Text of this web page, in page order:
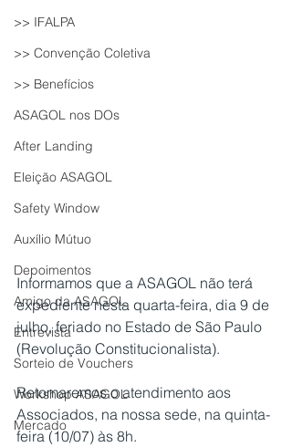
>> IFALPA
>> Convenção Coletiva
>> Benefícios
ASAGOL nos DOs
After Landing
Eleição ASAGOL
Safety Window
Auxílio Mútuo
Depoimentos
Amigo da ASAGOL
Entrevista
Sorteio de Vouchers
Workshop ASAGOL
Mercado
Informamos que a ASAGOL não terá
expediente nesta quarta-feira, dia 9 de
julho, feriado no Estado de São Paulo
(Revolução Constitucionalista).
Retomaremos o atendimento aos
Associados, na nossa sede, na quinta-
feira (10/07) às 8h.